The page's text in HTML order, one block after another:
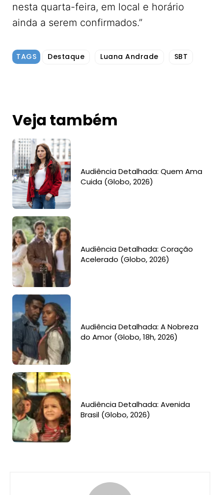
nesta quarta-feira, em local e horário
ainda a serem confirmados.”
TAGS Destaque Luana Andrade SBT
Veja também
Audiência Detalhada: Quem Ama
Cuida (Globo, 2026)
Audiência Detalhada: Coração
Acelerado (Globo, 2026)
Audiência Detalhada: A Nobreza
do Amor (Globo, 18h, 2026)
Audiência Detalhada: Avenida
Brasil (Globo, 2026)